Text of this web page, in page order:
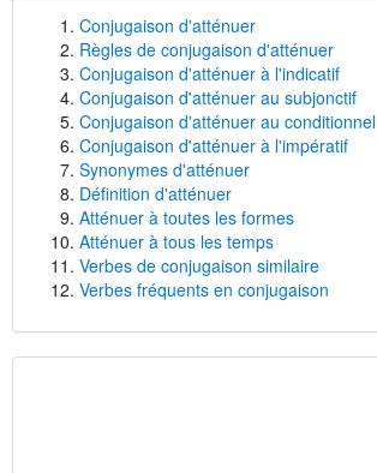
Conjugaison d'atténuer
Règles de conjugaison d'atténuer
Conjugaison d'atténuer à l'indicatif
Conjugaison d'atténuer au subjonctif
Conjugaison d'atténuer au conditionnel
Conjugaison d'atténuer à l'impératif
Synonymes d'atténuer
Définition d'atténuer
Atténuer à toutes les formes
Atténuer à tous les temps
Verbes de conjugaison similaire
Verbes fréquents en conjugaison